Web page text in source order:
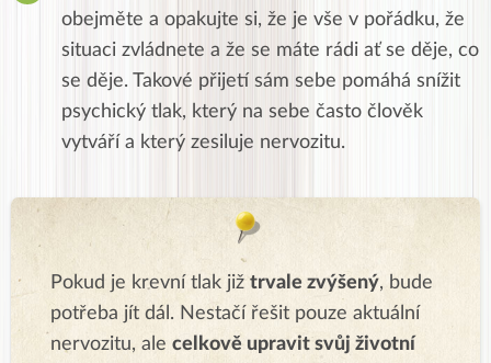
obejměte a opakujte si, že je vše v pořádku, že
situaci zvládnete a že se máte rádi ať se děje, co
se děje. Takové přijetí sám sebe pomáhá snížit
psychický tlak, který na sebe často člověk
vytváří a který zesiluje nervozitu.
Pokud je krevní tlak již trvale zvýšený, bude
potřeba jít dál. Nestačí řešit pouze aktuální
nervozitu, ale celkově upravit svůj životní